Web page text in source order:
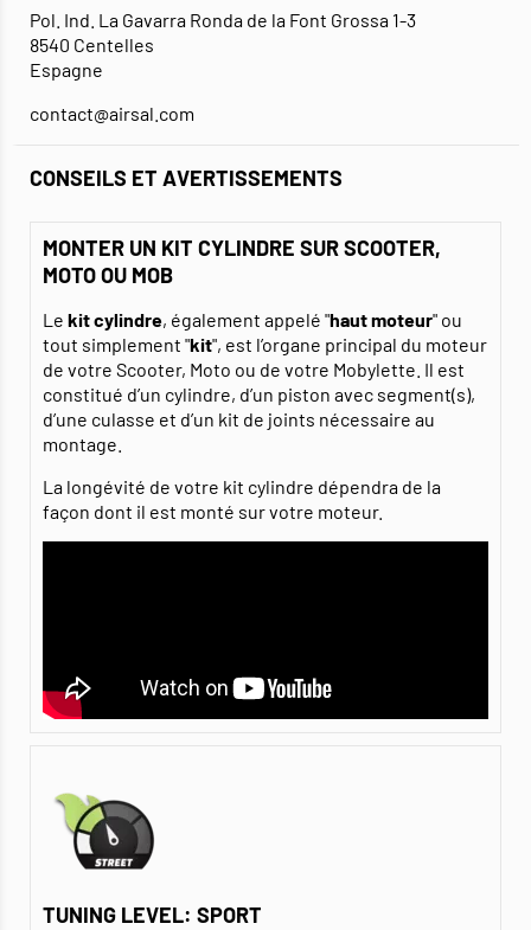
Pol. Ind. La Gavarra Ronda de la Font Grossa 1-3
8540 Centelles
Espagne
contact@airsal.com
CONSEILS ET AVERTISSEMENTS
MONTER UN KIT CYLINDRE SUR SCOOTER,
MOTO OU MOB
Le kit cylindre, également appelé "haut moteur" ou
tout simplement "kit", est l’organe principal du moteur
de votre Scooter, Moto ou de votre Mobylette. Il est
constitué d’un cylindre, d’un piston avec segment(s),
d’une culasse et d’un kit de joints nécessaire au
montage.
La longévité de votre kit cylindre dépendra de la
façon dont il est monté sur votre moteur.
TUNING LEVEL: SPORT